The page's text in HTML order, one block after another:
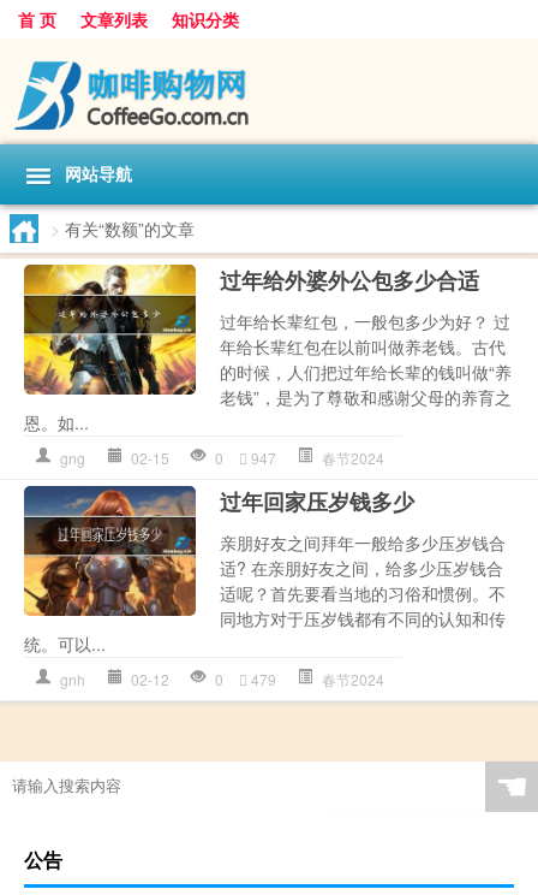
首 页 文章列表 知识分类
网站导航
> 有关“数额”的文章
过年给外婆外公包多少合适
过年给长辈红包，一般包多少为好？ 过
年给长辈红包在以前叫做养老钱。古代
的时候，人们把过年给长辈的钱叫做“养
老钱”，是为了尊敬和感谢父母的养育之
恩。如...
gng 02-15 0 947 春节2024
过年回家压岁钱多少
亲朋好友之间拜年一般给多少压岁钱合
适? 在亲朋好友之间，给多少压岁钱合
适呢？首先要看当地的习俗和惯例。不
同地方对于压岁钱都有不同的认知和传
统。可以...
gnh 02-12 0 479 春节2024
☚
公告